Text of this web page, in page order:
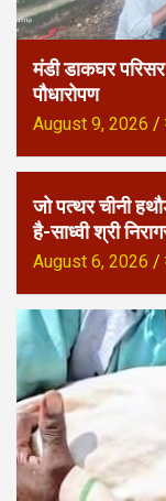
मंडी डाकघर
पौधारोपण
August 9, 2026
जो पत्थर चीनी
है-साध्वी श्री
August 6, 2026